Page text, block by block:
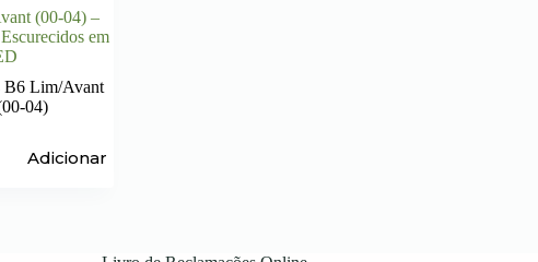
(00-04) –
em
B6 Lim/Avant
04)
Adicionar